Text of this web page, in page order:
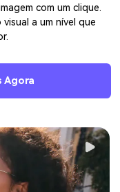
com um clique.
a um nível que
Agora